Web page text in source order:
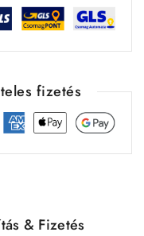
fizetés
& Fizetés